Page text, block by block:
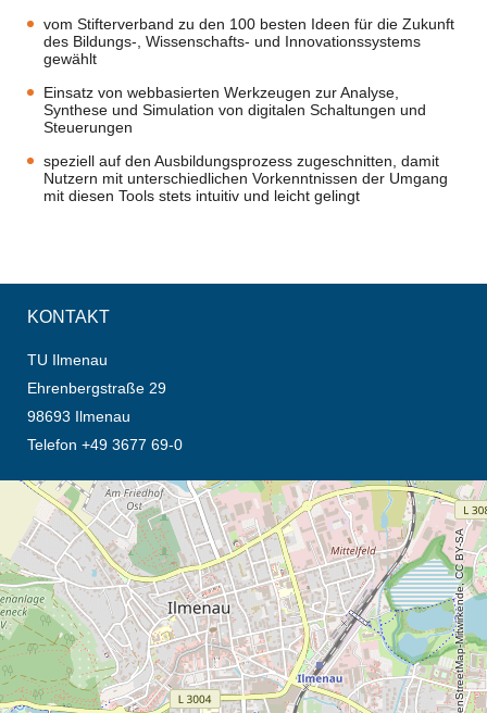
vom Stifterverband zu den 100 besten Ideen für die Zukunft
des Bildungs-, Wissenschafts- und Innovationssystems
gewählt
Einsatz von webbasierten Werkzeugen zur Analyse,
Synthese und Simulation von digitalen Schaltungen und
Steuerungen
speziell auf den Ausbildungsprozess zugeschnitten, damit
Nutzern mit unterschiedlichen Vorkenntnissen der Umgang
mit diesen Tools stets intuitiv und leicht gelingt
KONTAKT
TU Ilmenau
Ehrenbergstraße 29
98693 Ilmenau
Telefon +49 3677 69-0
Öffnet die Anfahrtsbeschreibung in neuem Tab (Karte)
© OpenStreetMap-Mitwirkende, CC BY-SA